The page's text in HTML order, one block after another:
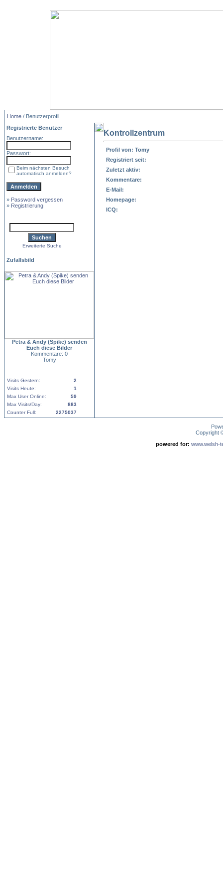
Home / Benutzerprofil
Registrierte Benutzer
Benutzername:
Passwort:
Beim nächsten Besuch
automatisch anmelden?
» Password vergessen
» Registrierung
Erweiterte Suche
Zufallsbild
Petra & Andy (Spike) senden
Euch diese Bilder
Kommentare: 0
Tomy
Visits Gestern:
2
Visits Heute:
1
Max User Online:
59
Max Visits/Day:
883
Counter Full:
2275037
Kontrollzentrum
Profil von: Tomy
Registriert seit:
Zuletzt aktiv:
Kommentare:
E-Mail:
Homepage:
ICQ:
Copyright
powered for: www.welsh-